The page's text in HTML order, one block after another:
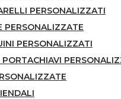
PERSONALIZZATI
PERSONALIZZATE
PERSONALIZZATI
PORTACHIAVI